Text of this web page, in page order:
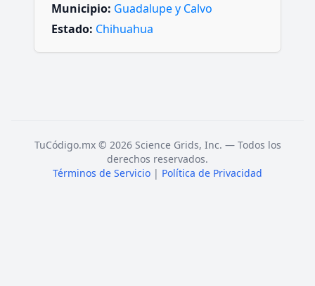
Municipio: Guadalupe y Calvo
Estado: Chihuahua
TuCódigo.mx © 2026 Science Grids, Inc. — Todos los
derechos reservados.
Términos de Servicio | Política de Privacidad